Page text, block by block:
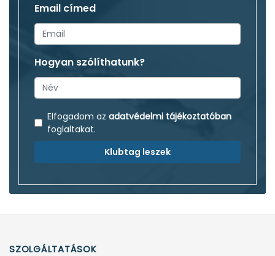
Email címed
Hogyan szólíthatunk?
Elfogadom az adatvédelmi tájékoztatóban
foglaltakat.
Klubtag leszek
SZOLGÁLTATÁSOK